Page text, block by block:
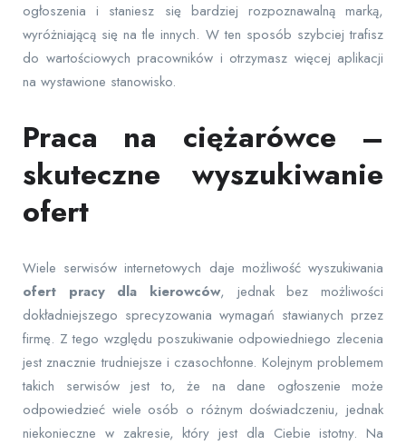
ogłoszenia i staniesz się bardziej rozpoznawalną marką,
wyróżniającą się na tle innych. W ten sposób szybciej trafisz
do wartościowych pracowników i otrzymasz więcej aplikacji
na wystawione stanowisko.
Praca na ciężarówce –
skuteczne wyszukiwanie
ofert
Wiele serwisów internetowych daje możliwość wyszukiwania
ofert pracy dla kierowców, jednak bez możliwości
dokładniejszego sprecyzowania wymagań stawianych przez
firmę. Z tego względu poszukiwanie odpowiedniego zlecenia
jest znacznie trudniejsze i czasochłonne. Kolejnym problemem
takich serwisów jest to, że na dane ogłoszenie może
odpowiedzieć wiele osób o różnym doświadczeniu, jednak
niekonieczne w zakresie, który jest dla Ciebie istotny. Na